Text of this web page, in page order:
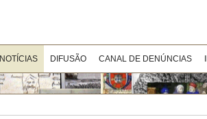
NOTÍCIAS DIFUSÃO CANAL DE DENÚNCIAS